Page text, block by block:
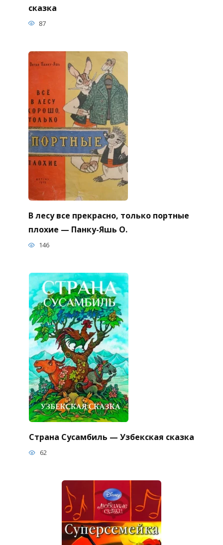
сказка
87
В лесу все прекрасно, только портные
плохие — Панку-Яшь О.
146
Страна Сусамбиль — Узбекская сказка
62